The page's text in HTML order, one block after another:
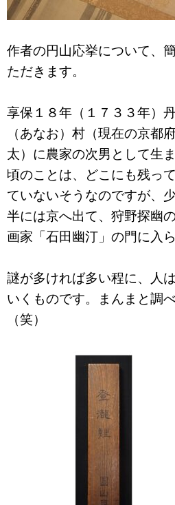
作者の円山応挙について、
ただきます。
享保１８年（１７３３年）
（あなお）村（現在の京都
太）に農家の次男として生
頃のことは、どこにも残っ
ていないそうなのですが、
半には京へ出て、狩野探幽
画家「石田幽汀」の門に入
謎が多ければ多い程に、人
いくものです。まんまと調
（笑）